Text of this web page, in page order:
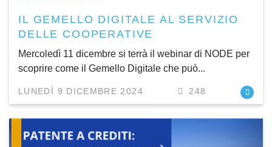
IL GEMELLO DIGITALE AL SERVIZIO
DELLE COOPERATIVE
Mercoledì 11 dicembre si terrà il webinar di NODE per
scoprire come il Gemello Digitale che può...
LUNEDÌ 9 DICEMBRE 2024 248